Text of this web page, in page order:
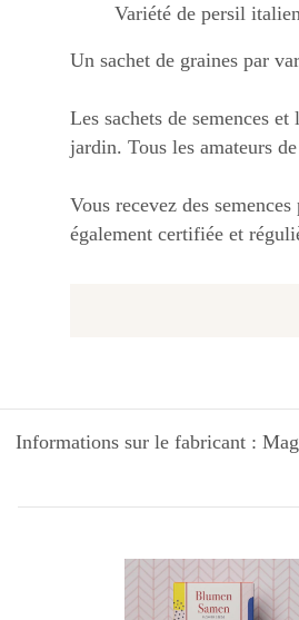
Variété de persil
Un sachet de graines par
Les sachets de semences
jardin. Tous les amateurs
Vous recevez des
également certifiée et
Informations sur le fabricant :